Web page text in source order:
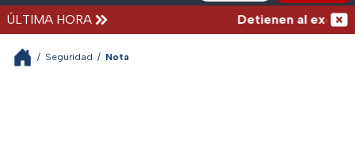
ÚLTIMA HORA Detienen al
/ Seguridad / Nota